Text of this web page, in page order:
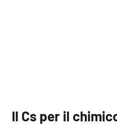
Il Cs per il